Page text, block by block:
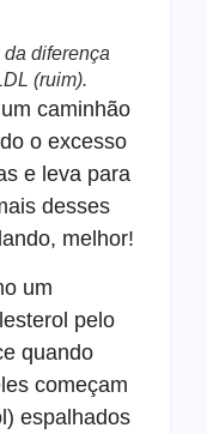
diferença
(ruim).
caminhão
o excesso
e leva para
desses
melhor!
um
pelo
quando
começam
espalhados